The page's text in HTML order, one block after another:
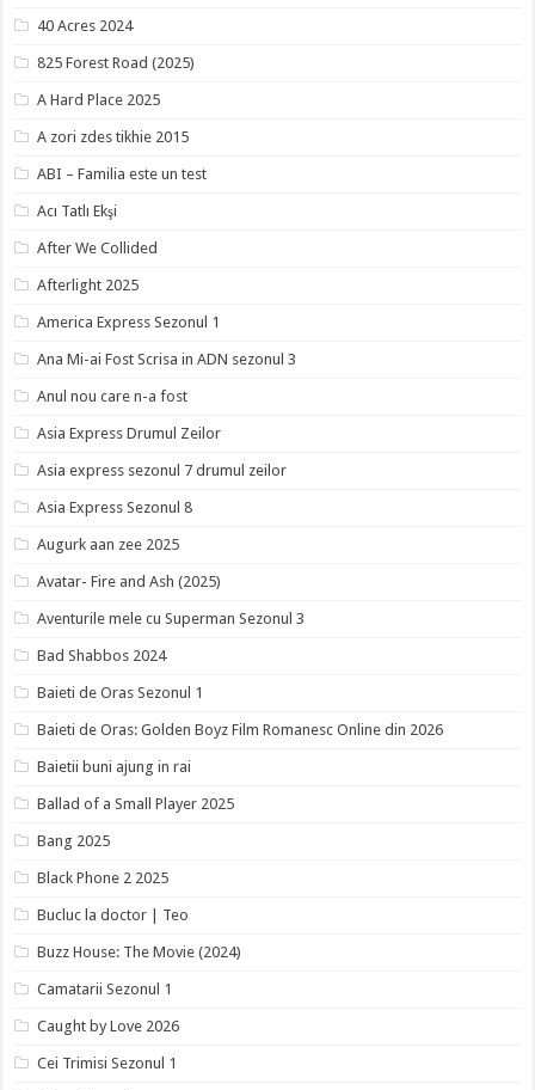
40 Acres 2024
825 Forest Road (2025)
A Hard Place 2025
A zori zdes tikhie 2015
ABI – Familia este un test
Acı Tatlı Ekşi
After We Collided
Afterlight 2025
America Express Sezonul 1
Ana Mi-ai Fost Scrisa in ADN sezonul 3
Anul nou care n-a fost
Asia Express Drumul Zeilor
Asia express sezonul 7 drumul zeilor
Asia Express Sezonul 8
Augurk aan zee 2025
Avatar- Fire and Ash (2025)
Aventurile mele cu Superman Sezonul 3
Bad Shabbos 2024
Baieti de Oras Sezonul 1
Baieti de Oras: Golden Boyz Film Romanesc Online din 2026
Baietii buni ajung in rai
Ballad of a Small Player 2025
Bang 2025
Black Phone 2 2025
Bucluc la doctor | Teo
Buzz House: The Movie (2024)
Camatarii Sezonul 1
Caught by Love 2026
Cei Trimisi Sezonul 1